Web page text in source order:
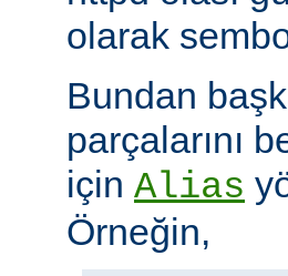
olarak
Bundan
parçalarını
için Alias
Örneğin,